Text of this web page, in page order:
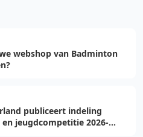
webshop van Badminton
publiceert indeling
jeugdcompetitie 2026-